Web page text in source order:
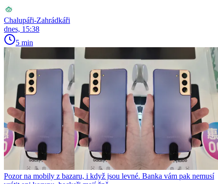
Chalupáři-Zahrádkáři
dnes, 15:38
5 min
Pozor na mobily z bazaru, i když jsou levné. Banka vám pak nemusí